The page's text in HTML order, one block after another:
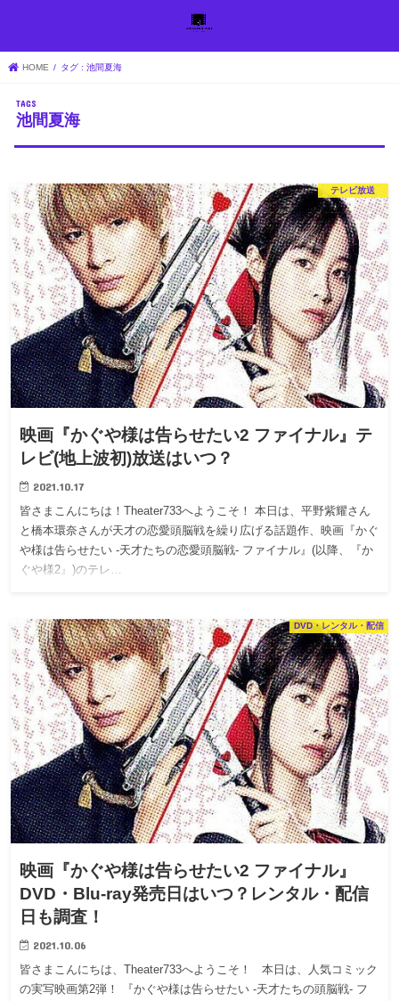
HOME タグ : 池間夏海
池間夏海
テレビ放送
映画『かぐや様は告らせたい2 ファイナル』テ
レビ(地上波初)放送はいつ？
2021.10.17
皆さまこんにちは！Theater733へようこそ！ 本日は、平野紫耀さん
と橋本環奈さんが天才の恋愛頭脳戦を繰り広げる話題作、映画『かぐ
や様は告らせたい -天才たちの恋愛頭脳戦- ファイナル』(以降、『か
ぐや様2』)のテレ…
DVD・レンタル・配信
映画『かぐや様は告らせたい2 ファイナル』
DVD・Blu-ray発売日はいつ？レンタル・配信
日も調査！
2021.10.06
皆さまこんにちは、Theater733へようこそ！ 本日は、人気コミック
の実写映画第2弾！ 『かぐや様は告らせたい -天才たちの頭脳戦- フ